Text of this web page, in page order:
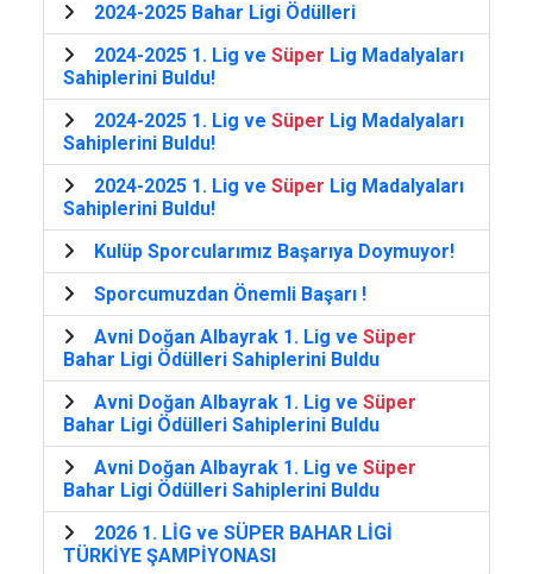
2024-2025 Bahar Ligi Ödülleri
2024-2025 1. Lig ve Süper Lig Madalyaları
Sahiplerini Buldu!
2024-2025 1. Lig ve Süper Lig Madalyaları
Sahiplerini Buldu!
2024-2025 1. Lig ve Süper Lig Madalyaları
Sahiplerini Buldu!
Kulüp Sporcularımız Başarıya Doymuyor!
Sporcumuzdan Önemli Başarı !
Avni Doğan Albayrak 1. Lig ve Süper
Bahar Ligi Ödülleri Sahiplerini Buldu
Avni Doğan Albayrak 1. Lig ve Süper
Bahar Ligi Ödülleri Sahiplerini Buldu
Avni Doğan Albayrak 1. Lig ve Süper
Bahar Ligi Ödülleri Sahiplerini Buldu
2026 1. LİG ve SÜPER BAHAR LİGİ
TÜRKİYE ŞAMPİYONASI